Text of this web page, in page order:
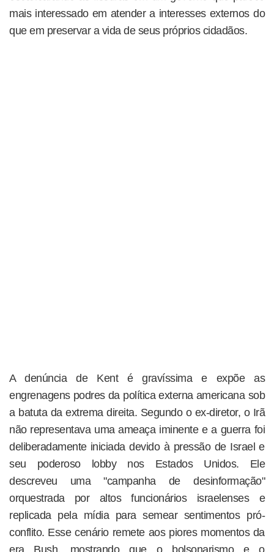
mais interessado em atender a interesses externos do
que em preservar a vida de seus próprios cidadãos.
A denúncia de Kent é gravíssima e expõe as
engrenagens podres da política externa americana sob
a batuta da extrema direita. Segundo o ex-diretor, o Irã
não representava uma ameaça iminente e a guerra foi
deliberadamente iniciada devido à pressão de Israel e
seu poderoso lobby nos Estados Unidos. Ele
descreveu uma "campanha de desinformação"
orquestrada por altos funcionários israelenses e
replicada pela mídia para semear sentimentos pró-
conflito. Esse cenário remete aos piores momentos da